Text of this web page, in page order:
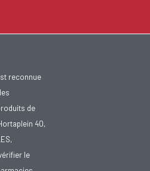
reconnue
de
40,
le